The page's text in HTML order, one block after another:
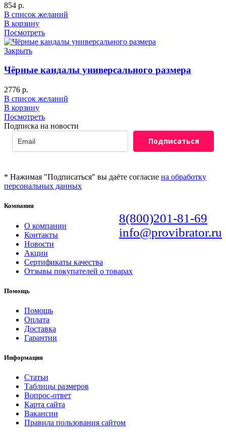
854 р.
В список желаний
В корзину
Посмотреть
Закрыть
Чёрные кандалы универсального размера
2776 р.
В список желаний
В корзину
Посмотреть
Подписка на новости
Подписаться
* Нажимая "Подписаться" вы даёте согласие на обработку
персональных данных
8(800)201-81-69
info@provibrator.ru
Компания
О компании
Контакты
Новости
Акции
Сертификаты качества
Отзывы покупателей о товарах
Помощь
Помощь
Оплата
Доставка
Гарантии
Информация
Статьи
Таблицы размеров
Вопрос-ответ
Карта сайта
Вакансии
Правила пользования сайтом